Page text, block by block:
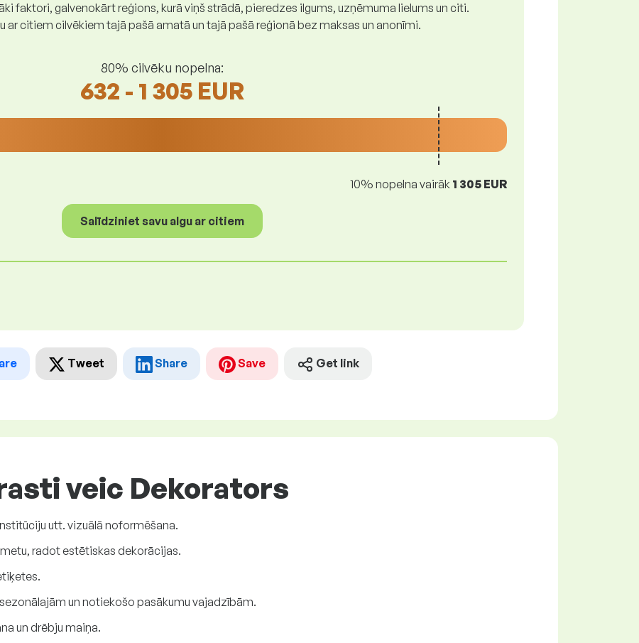
faktori, galvenokārt reģions, kurā viņš strādā, pieredzes ilgums, uzņēmuma lielums un citi.
ar citiem cilvēkiem tajā pašā amatā un tajā pašā reģionā bez maksas un anonīmi.
80% cilvēku nopelna:
632 - 1 305 EUR
10% nopelna vairāk 1 305 EUR
Salīdziniet savu algu ar citiem
Tweet Share Save Get link
veic Dekorators
utt. vizuālā noformēšana.
radot estētiskas dekorācijas.
un notiekošo pasākumu vajadzībām.
un drēbju maiņa.